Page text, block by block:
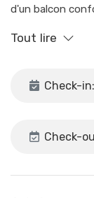
d'un balcon
Vous
quelques pas
rafraîchir
Tout lire
Check-
Check-